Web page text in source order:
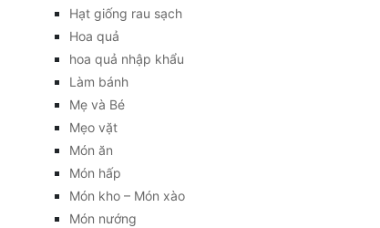
Hạt giống rau sạch
Hoa quả
hoa quả nhập khẩu
Làm bánh
Mẹ và Bé
Mẹo vặt
Món ăn
Món hấp
Món kho – Món xào
Món nướng